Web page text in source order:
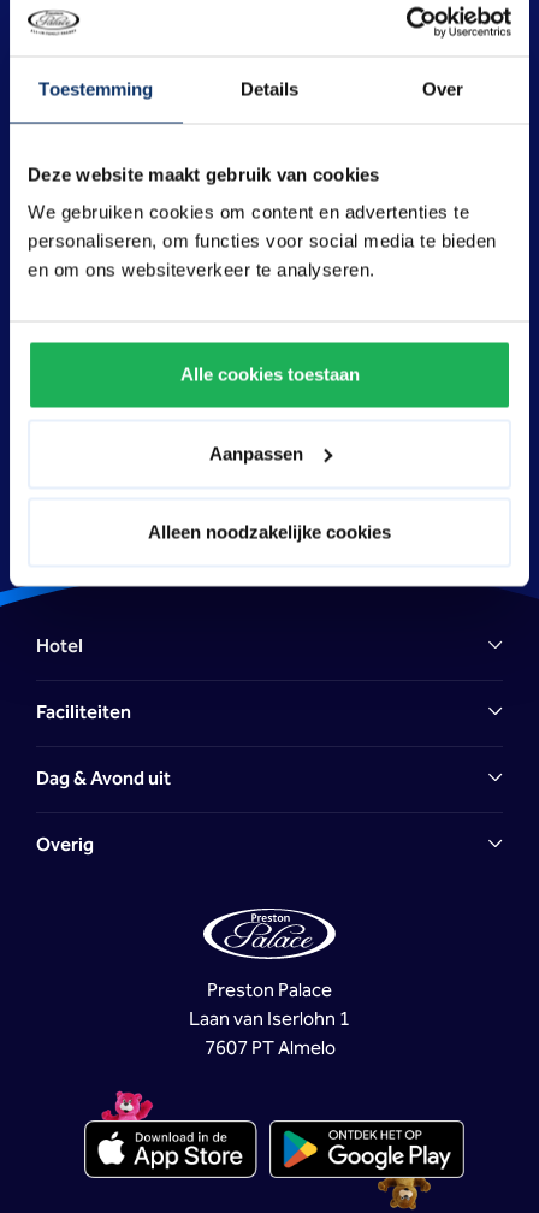
Toestemming Details Over
Deze website maakt gebruik van cookies
We gebruiken cookies om content en advertenties te
personaliseren, om functies voor social media te bieden
en om ons websiteverkeer te analyseren.
Alle cookies toestaan
Aanpassen
Alleen noodzakelijke cookies
Hotel
Faciliteiten
Dag & Avond uit
Overig
Preston Palace
Laan van Iserlohn 1
7607 PT Almelo